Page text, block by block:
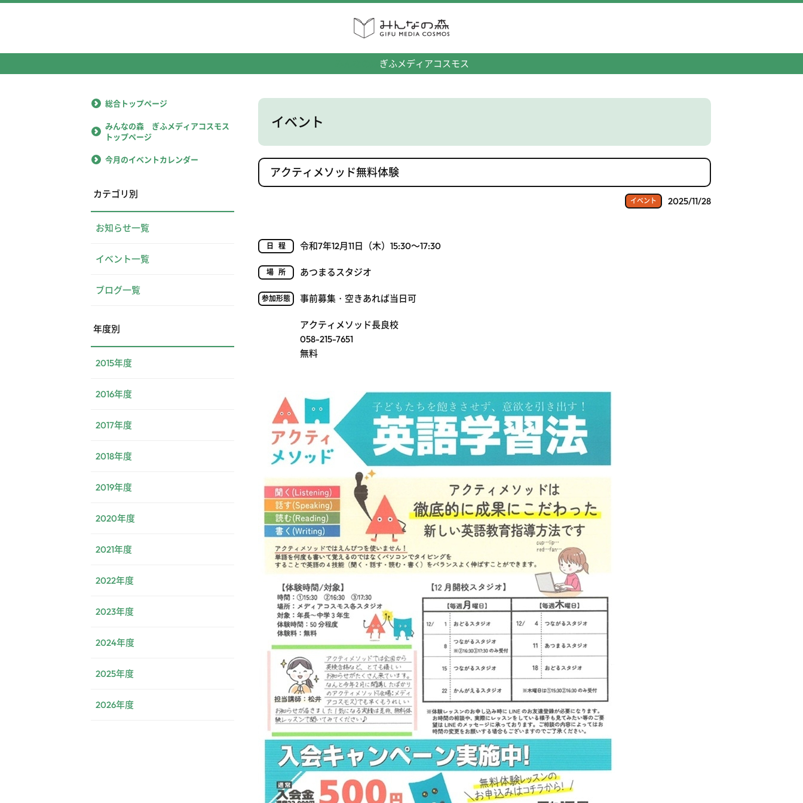
ぎふメディアコスモス
イベント
アクティメソッド無料体験
イベント 2025/11/28
日程 令和7年12月11日（木）15:30～17:30
場所 あつまるスタジオ
参加形態 事前募集・空きあれば当日可
アクティメソッド長良校
058-215-7651
無料
総合トップページ
みんなの森 ぎふメディアコスモス
トップページ
今月のイベントカレンダー
カテゴリ別
お知らせ一覧
イベント一覧
ブログ一覧
年度別
2015年度
2016年度
2017年度
2018年度
2019年度
2020年度
2021年度
2022年度
2023年度
2024年度
2025年度
2026年度